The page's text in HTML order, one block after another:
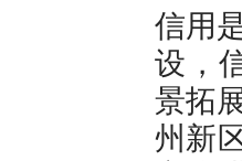
信用
设，
景拓
州新